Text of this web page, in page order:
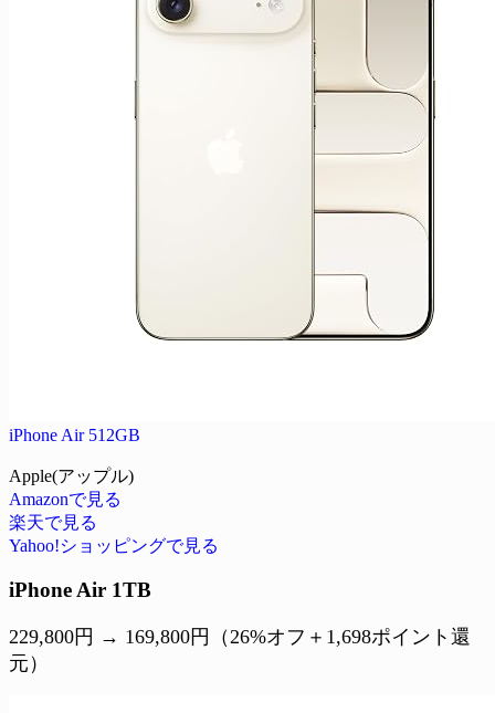
iPhone Air 512GB
Apple(アップル)
Amazonで見る
楽天で見る
Yahoo!ショッピングで見る
iPhone Air 1TB
229,800円 → 169,800円（26%オフ＋1,698ポイント還
元）